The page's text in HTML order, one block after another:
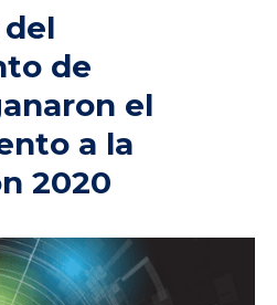
de
el
a la
2020